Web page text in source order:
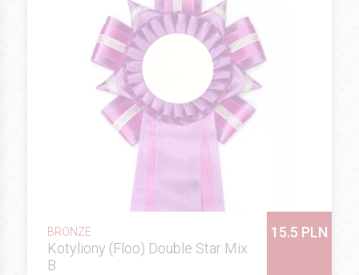
BRONZE
Kotyliony (Floo) Double Star Mix
B
15.5 PLN